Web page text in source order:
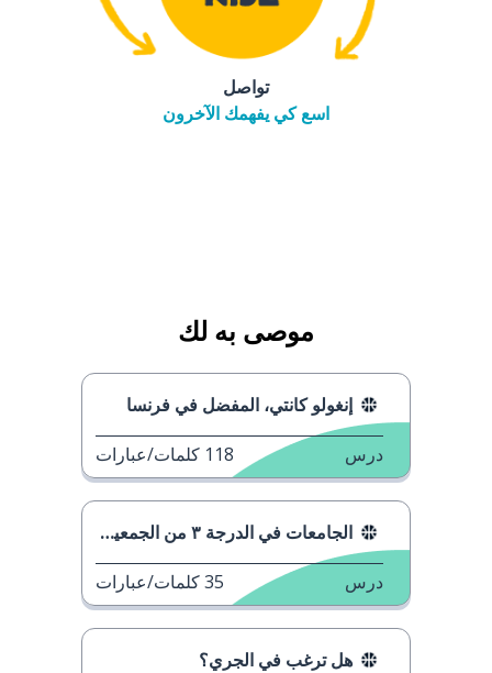
تواصل
اسع كي يفهمك الآخرون
موصى به لك
إنغولو كانتي، المفضل في فرنسا
درس 118 كلمات/عبارات
الجامعات في الدرجة ٣ من الجمعية الوطنية للرياضة
درس 35كلمات/عبارات
هل ترغب في الجري؟